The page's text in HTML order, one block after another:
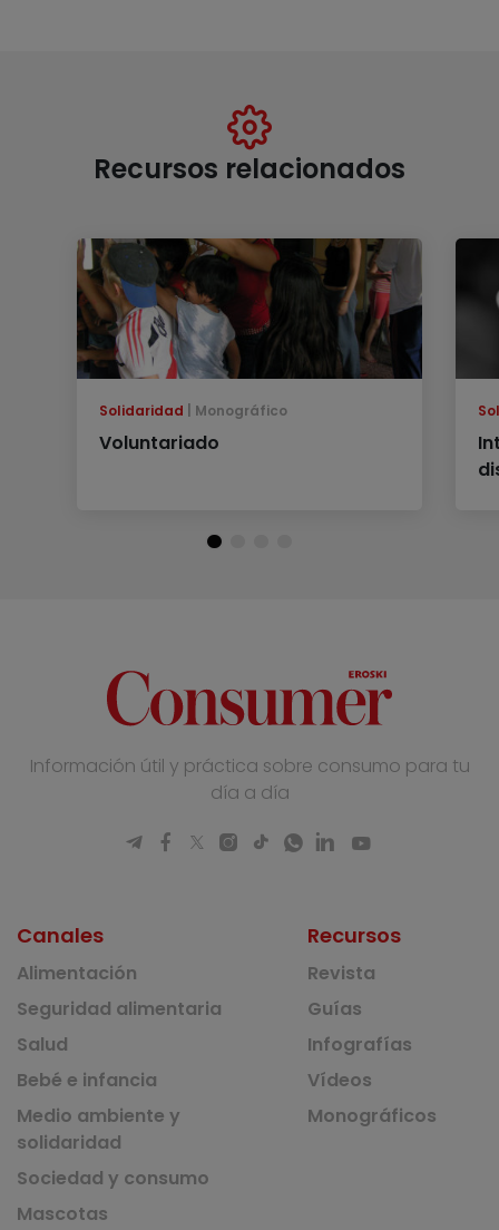
Recursos relacionados
Solidaridad Monográfico
Voluntariado
Información útil y práctica sobre consumo para tu
día a día
Canales
Alimentación
Seguridad alimentaria
Salud
Bebé e infancia
Medio ambiente y
solidaridad
Sociedad y consumo
Mascotas
Recursos
Revista
Guías
Infografías
Vídeos
Monográficos